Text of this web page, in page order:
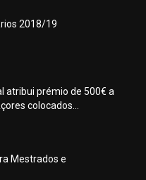
2018/19
atribui prémio de 500€ a
colocados...
Mestrados e